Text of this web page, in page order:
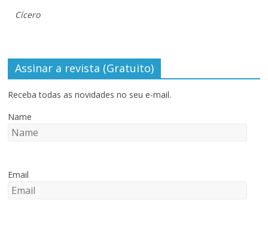
Cícero
Assinar a revista (Gratuito)
Receba todas as novidades no seu e-mail.
Name
Email